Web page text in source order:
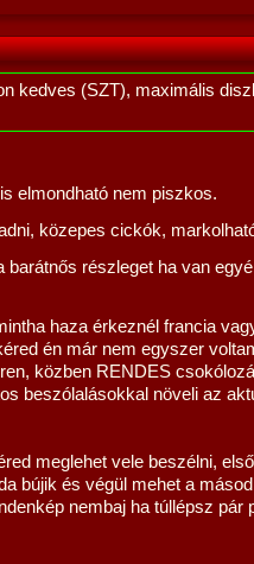
kedves (SZT), maximális
elmondható nem piszkos.
közepes cickók,
barátnős részleget ha van
haza érkeznél francia
én már nem egyszer
közben RENDES
beszólalásokkal növeli az
meglehet vele beszélni,
bújik és végül mehet a
nembaj ha túllépsz pár